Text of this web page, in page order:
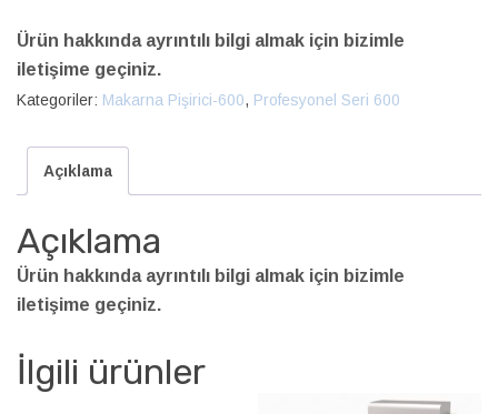
Ürün hakkında ayrıntılı bilgi almak için bizimle
iletişime geçiniz.
Kategoriler: Makarna Pişirici-600, Profesyonel Seri 600
Açıklama
Açıklama
Ürün hakkında ayrıntılı bilgi almak için bizimle
iletişime geçiniz.
İlgili ürünler